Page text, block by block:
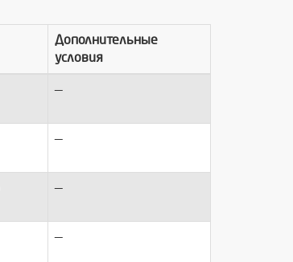
Дополнительные
условия
—
—
—
—